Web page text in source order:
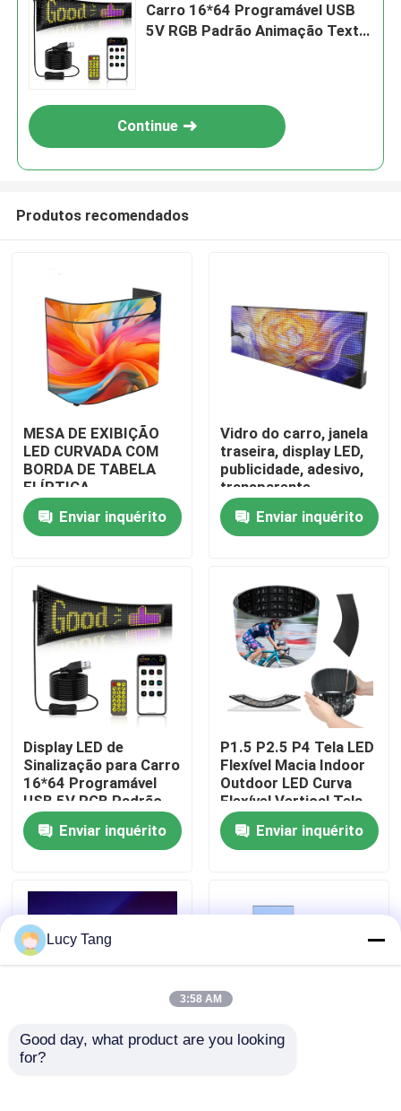
Para casa
Produtos
Vídeos
Espetáculo VR
Sobre nós
Controle de qualidade
Notícias
Carro 16*64 Programável USB
5V RGB Padrão Animação Texto
Continue
Produtos recomendados
MESA DE EXIBIÇÃO
LED CURVADA COM
BORDA DE TABELA
ELÍPTICA
Enviar inquérito
Vidro do carro, janela
traseira, display LED,
publicidade, adesivo,
transparente,
colorido, Wi-Fi, 4G,
painel de exibição,
janela traseira de táxi
Enviar inquérito
Display LED de
Sinalização para Carro
16*64 Programável
USB 5V RGB Padrão
Animação Texto DIY
Painel Rolante
Controle Remoto Tela
Enviar inquérito
P1.5 P2.5 P4 Tela LED
Flexível Macia Indoor
Outdoor LED Curva
Flexível Vertical Tela
de Exibição de
AnúnciosEnviar inquérito
Display LED Voador
Lucy Tang
3:58 AM
Good day, what product are you looking
for?